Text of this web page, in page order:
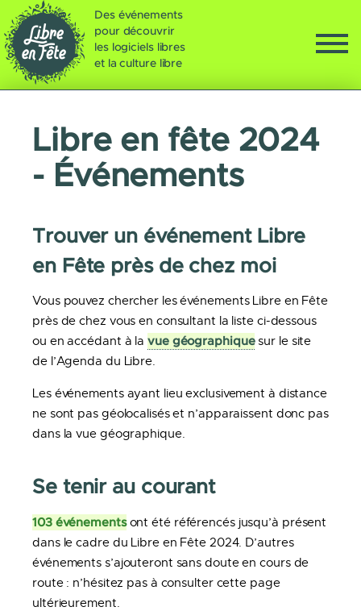
Des événements
pour découvrir
les logiciels libres
et la culture libre
Libre en fête 2024
- Événements
Trouver un événement Libre
en Fête près de chez moi
Vous pouvez chercher les événements Libre en Fête
près de chez vous en consultant la liste ci-dessous
ou en accédant à la vue géographiquesur le site
de l’Agenda du Libre.
Les événements ayant lieu exclusivement à distance
ne sont pas géolocalisés et n’apparaissent donc pas
dans la vue géographique.
Se tenir au courant
103 événementsont été référencés jusqu’à présent
dans le cadre du Libre en Fête 2024. D’autres
événements s’ajouteront sans doute en cours de
route : n’hésitez pas à consulter cette page
ultérieurement.